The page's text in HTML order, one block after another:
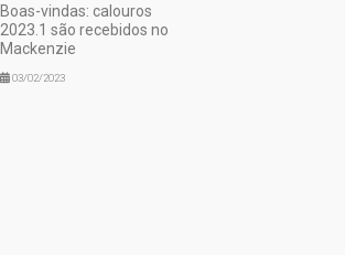
Boas-vindas: calouros
2023.1 são recebidos no
Mackenzie
03/02/2023